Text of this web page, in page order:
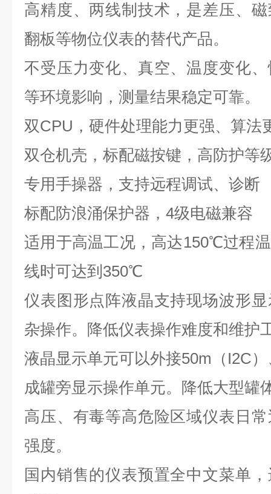
高精度、两线制技术，是差压、
翻板等物位仪表的替代产品。
不受压力变化、真空、温度变化
等环境影响，测量结果稳定可靠。
双CPU，硬件处理能力更强、算法
双仓机壳，标配磁按键，高防护等
专用手操器，支持远程调试、诊断
标配防浪涌保护器，4级电磁兼容
适用于高温工况，高达150℃过程
线时可达到350℃
仪表图形点阵液晶支持现场波形
杂操作。降低仪表操作难度和维护
液晶显示单元可以外接50m（I2C
成罐旁显示操作单元。降低大型罐
高压、有毒等高危险区域仪表日
强度。
国内销售的仪表预置全中文菜单